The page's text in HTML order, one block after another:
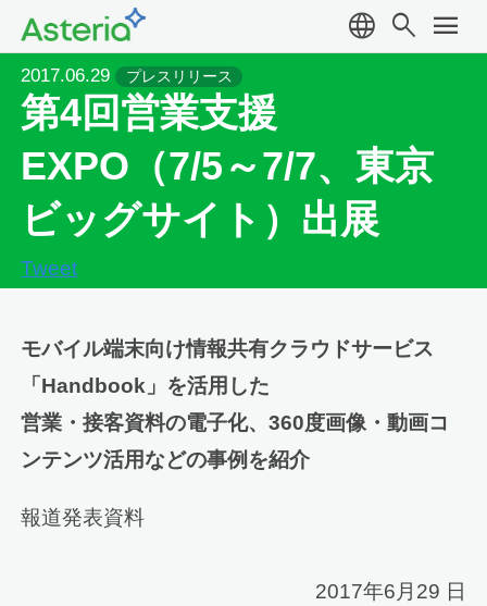
language search menu
2017.06.29 プレスリリース
第4回営業支援
EXPO（7/5～7/7、東京
ビッグサイト）出展
Tweet
モバイル端末向け情報共有クラウドサービス
「Handbook」を活用した
営業・接客資料の電子化、360度画像・動画コ
ンテンツ活用などの事例を紹介
報道発表資料
2017年6月29 日